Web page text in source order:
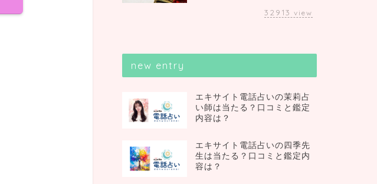
32913 view
new entry
エキサイト電話占いの茉莉占
い師は当たる？口コミと鑑定
内容は？
エキサイト電話占いの四季先
生は当たる？口コミと鑑定内
容は？